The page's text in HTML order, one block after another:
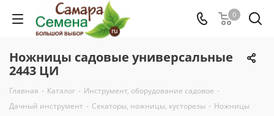
0
Ножницы садовые универсальные
2443 ЦИ
Главная - Каталог - Инструмент, оборудование садовое -
Дачный инструмент - Секаторы, ножницы, кусторезы - Ножницы